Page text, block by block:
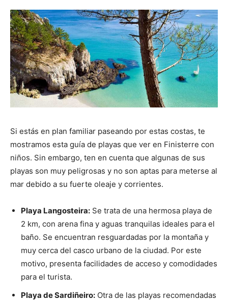
Si estás en plan familiar paseando por estas costas, te
mostramos esta guía de playas que ver en Finisterre con
niños. Sin embargo, ten en cuenta que algunas de sus
playas son muy peligrosas y no son aptas para meterse al
mar debido a su fuerte oleaje y corrientes.
Playa Langosteira: Se trata de una hermosa playa de
2 km, con arena fina y aguas tranquilas ideales para el
baño. Se encuentran resguardadas por la montaña y
muy cerca del casco urbano de la ciudad. Por este
motivo, presenta facilidades de acceso y comodidades
para el turista.
Playa de Sardiñeiro: Otra de las playas recomendadas